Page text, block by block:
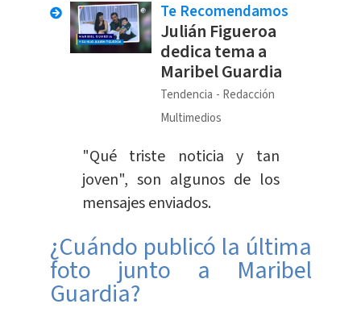
Te Recomendamos
Julián Figueroa
dedica tema a
Maribel Guardia
Tendencia
Redacción
Multimedios
"Qué triste noticia y tan
joven", son algunos de los
mensajes enviados.
¿Cuándo publicó la última
foto junto a Maribel
Guardia?